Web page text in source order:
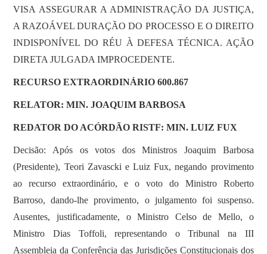
VISA ASSEGURAR A ADMINISTRAÇÃO DA JUSTIÇA,
A RAZOÁVEL DURAÇÃO DO PROCESSO E O DIREITO
INDISPONÍVEL DO RÉU À DEFESA TÉCNICA. AÇÃO
DIRETA JULGADA IMPROCEDENTE.
RECURSO EXTRAORDINÁRIO 600.867
RELATOR: MIN. JOAQUIM BARBOSA
REDATOR DO ACÓRDÃO RISTF: MIN. LUIZ FUX
Decisão: Após os votos dos Ministros Joaquim Barbosa
(Presidente), Teori Zavascki e Luiz Fux, negando provimento
ao recurso extraordinário, e o voto do Ministro Roberto
Barroso, dando-lhe provimento, o julgamento foi suspenso.
Ausentes, justificadamente, o Ministro Celso de Mello, o
Ministro Dias Toffoli, representando o Tribunal na III
Assembleia da Conferência das Jurisdições Constitucionais dos